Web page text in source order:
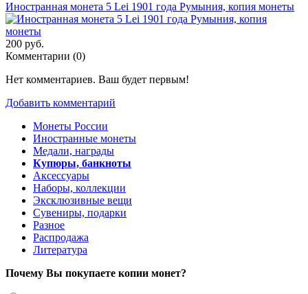
Иностранная монета 5 Lei 1901 года Румыния, копия монеты
200 руб.
Комментарии (0)
Нет комментариев. Ваш будет первым!
Добавить комментарий
Монеты России
Иностранные монеты
Медали, награды
Купюры, банкноты
Аксессуары
Наборы, коллекции
Эксклюзивные вещи
Сувениры, подарки
Разное
Распродажа
Литература
Почему Вы покупаете копии монет?